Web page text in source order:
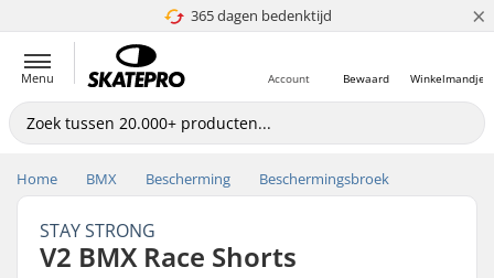
365 dagen bedenktijd
4.8 van 5 ×
Menu Winkelmandje
Bewaard
Account
Home BMX Bescherming Beschermingsbroek
STAY STRONG
V2 BMX Race Shorts